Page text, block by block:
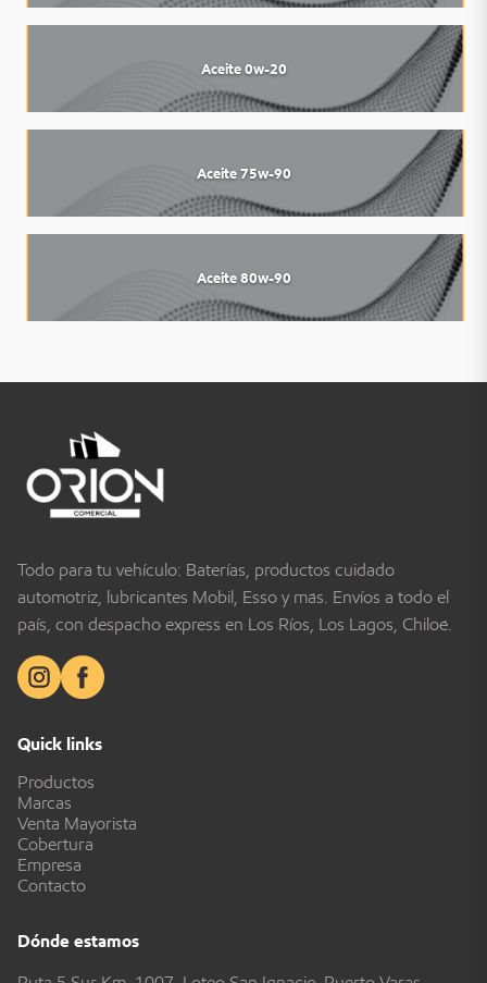
Aceite 0w-20
Aceite 75w-90
Aceite 80w-90
Todo para tu vehículo: Baterías, productos cuidado
automotriz, lubricantes Mobil, Esso y más. Envíos a todo el
país, con despacho express en Los Ríos, Los Lagos, Chiloé.
Quick links
Productos
Marcas
Venta Mayorista
Cobertura
Empresa
Contacto
Dónde estamos